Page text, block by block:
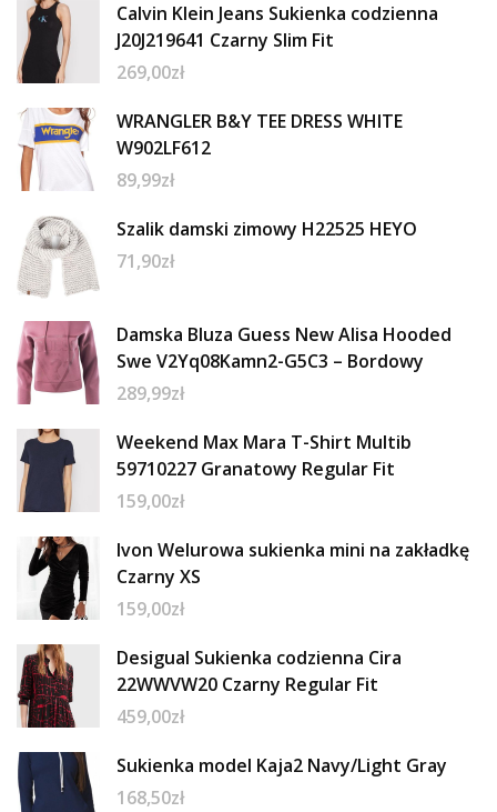
Calvin Klein Jeans Sukienka codzienna
J20J219641 Czarny Slim Fit
269,00zł
WRANGLER B&Y TEE DRESS WHITE
W902LF612
89,99zł
Szalik damski zimowy H22525 HEYO
71,90zł
Damska Bluza Guess New Alisa Hooded
Swe V2Yq08Kamn2-G5C3 – Bordowy
289,99zł
Weekend Max Mara T-Shirt Multib
59710227 Granatowy Regular Fit
159,00zł
Ivon Welurowa sukienka mini na zakładkę
Czarny XS
159,00zł
Desigual Sukienka codzienna Cira
22WWVW20 Czarny Regular Fit
459,00zł
Sukienka model Kaja2 Navy/Light Gray
168,50zł